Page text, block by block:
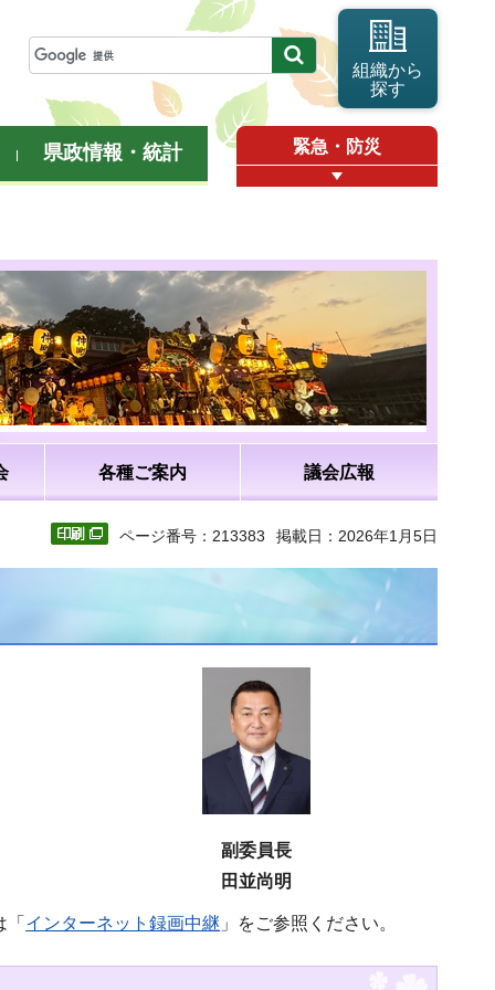
組織から
探す
県政情報・統計 緊急・防災
各種ご案内 議会広報
ページ番号：213383 掲載日：2026年1月5日
副委員長
田並尚明
インターネット録画中継 」をご参照ください。